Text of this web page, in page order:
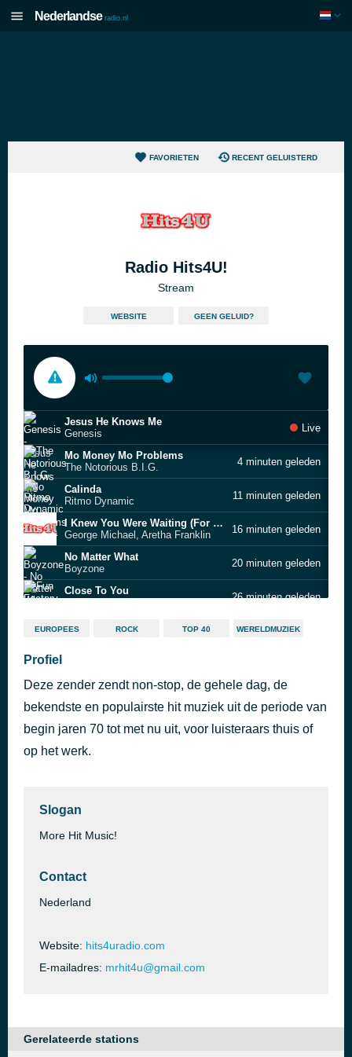
Nederlandse radio.nl
FAVORIETEN RECENT GELUISTERD
Radio Hits4U!
Stream
WEBSITE GEEN GELUID?
Jesus He Knows Me
Genesis
Live
Mo Money Mo Problems
The Notorious B.I.G.
4 minuten geleden
Calinda
Ritmo Dynamic
11 minuten geleden
I Knew You Were Waiting (For Me)
George Michael, Aretha Franklin
16 minuten geleden
No Matter What
Boyzone
20 minuten geleden
Close To You
26 minuten geleden
Bonfire
30 minuten geleden
El Gallinero
Ramirez
Domino
50 minuten geleden
EUROPEES ROCK TOP 40 WERELDMUZIEK
Profiel
Deze zender zendt non-stop, de gehele dag, de
bekendste en populairste hit muziek uit de periode van
begin jaren 70 tot met nu uit, voor luisteraars thuis of
op het werk.
Slogan
More Hit Music!
Contact
Nederland
Website: hits4uradio.com
E-mailadres: mrhit4u@gmail.com
Gerelateerde stations